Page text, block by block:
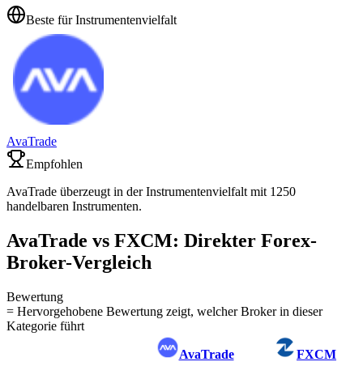
Beste für Instrumentenvielfalt
AvaTrade
Empfohlen
AvaTrade überzeugt in der Instrumentenvielfalt mit 1250
handelbaren Instrumenten.
AvaTrade vs FXCM: Direkter Forex-
Broker-Vergleich
Bewertung
= Hervorgehobene Bewertung zeigt, welcher Broker in dieser
Kategorie führt
AvaTrade FXCM